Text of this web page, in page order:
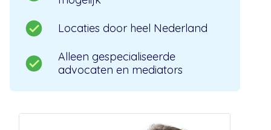
Locaties door heel Nederland
Alleen gespecialiseerde
advocaten en mediators